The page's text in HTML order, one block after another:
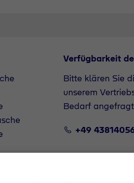
Verfügbarkeit
Bitte klären Sie
unserem
Bedarf
+49